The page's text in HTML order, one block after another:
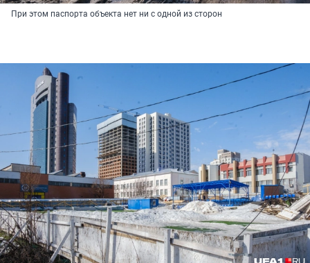
При этом паспорта объекта нет ни с одной из сторон